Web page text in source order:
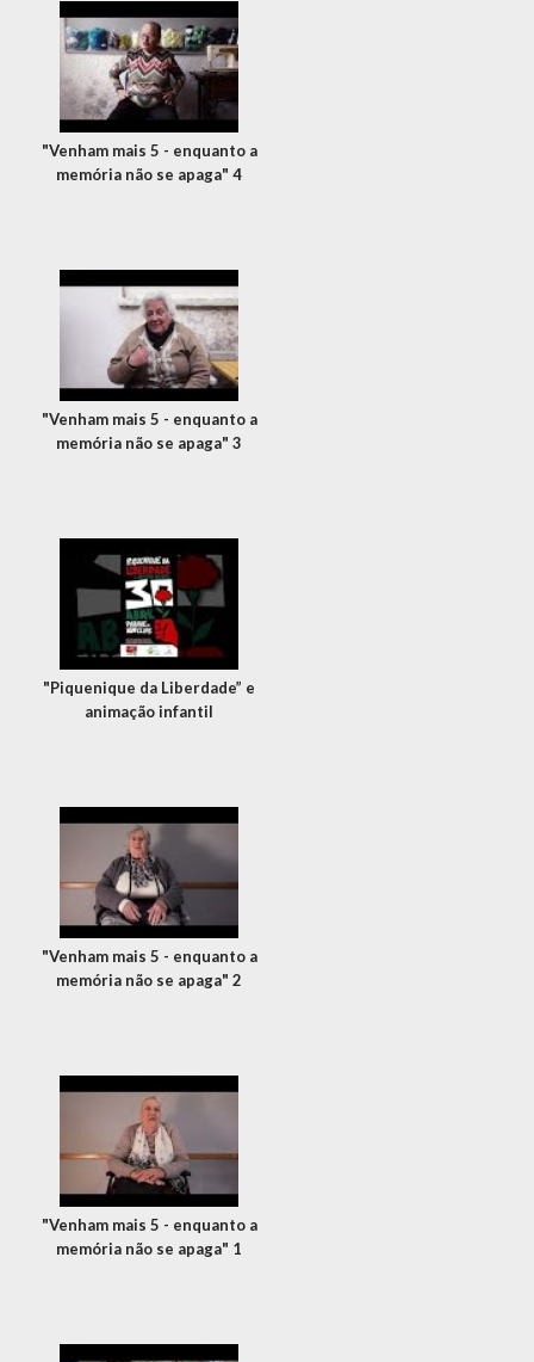
"Venham mais 5 - enquanto a
memória não se apaga" 4
"Venham mais 5 - enquanto a
memória não se apaga" 3
"Piquenique da Liberdade” e
animação infantil
"Venham mais 5 - enquanto a
memória não se apaga" 2
"Venham mais 5 - enquanto a
memória não se apaga" 1